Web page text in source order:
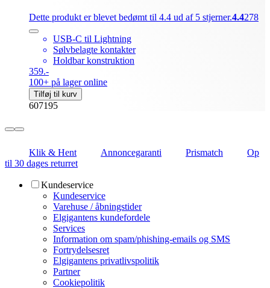
Dette produkt er blevet bedømt til 4.4 ud af 5 stjerner.4.4278
USB-C til Lightning
Sølvbelagte kontakter
Holdbar konstruktion
359.-
100+ på lager online
Tilføj til kurv
607195
Klik & Hent Annoncegaranti Prismatch
Op
til 30 dages returret
Kundeservice
Kundeservice
Varehuse / åbningstider
Elgigantens kundefordele
Services
Information om spam/phishing-emails og SMS
Fortrydelsesret
Elgigantens privatlivspolitik
Partner
Cookiepolitik